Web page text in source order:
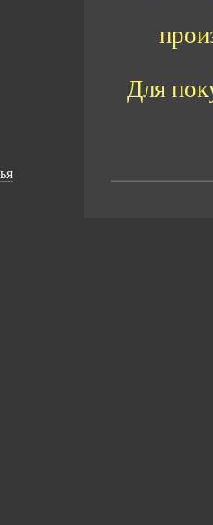
Для